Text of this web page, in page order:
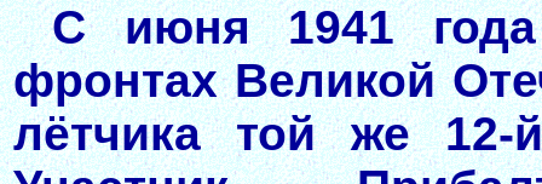
С июня 1941
фронтах Великой
лётчика той же